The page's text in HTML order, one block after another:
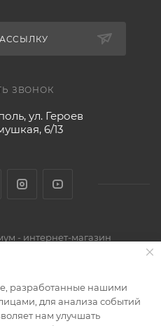
ЗВОНОК
ул. Героев
6/13
- интернет-магазин
разработанные нашими
для анализа событий
нам улучшать